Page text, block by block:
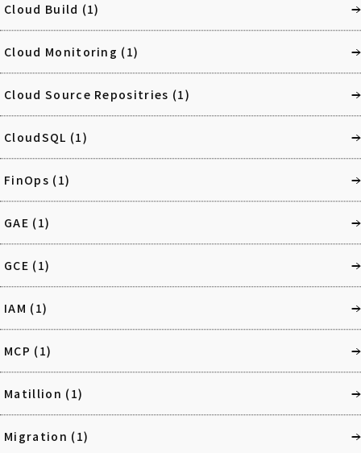
Cloud Build (1)
Cloud Monitoring (1)
Cloud Source Repositries (1)
CloudSQL (1)
FinOps (1)
GAE (1)
GCE (1)
IAM (1)
MCP (1)
Matillion (1)
Migration (1)